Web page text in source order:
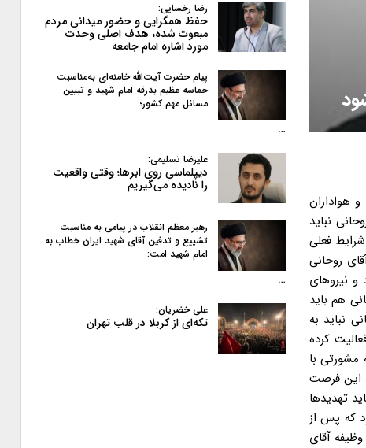
و هواداران
نباید
فعلی
روحانی
نیروهای
هم باید
نباید به
ملی فعالیت کرده
با
این فرصت
تهدیدها
که پس از
آقای
رضا رخسایی:
حفظ همگرایی و حضور میدانی مردم
مبعوث شده، هدف اصلی وحدت
مورد اشاره امام جامعه
پیام حضرت آیت‌الله خامنه‌ای به‌مناسبت
حماسه عظیم بدرقه امام شهید و تبیین
مسائل مهم کشور؛
…
علیرضا تسلیمی:
دیپلماسیِ روی ابرها؛ وقتی واقعیت
را نادیده می‌گیریم
رهبر معظم انقلاب در پیامی به‌ مناسبت
تشییع و تدفین آقای شهید ایران خطاب به
امام شهید امت:
…
علی خضریان:
تکه‌ای از کربلا در قلب تهران